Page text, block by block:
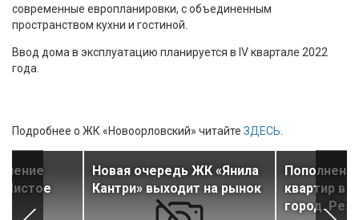
современные европланировки, с объединенным
пространством кухни и гостиной.
Ввод дома в эксплуатацию планируется в IV квартале 2022
года.
Подробнее о ЖК «Новоорловский» читайте ЗДЕСЬ
Новая очередь ЖК «Янила
Кантри» выходит на рынок
Пополнен
квартир в
город.